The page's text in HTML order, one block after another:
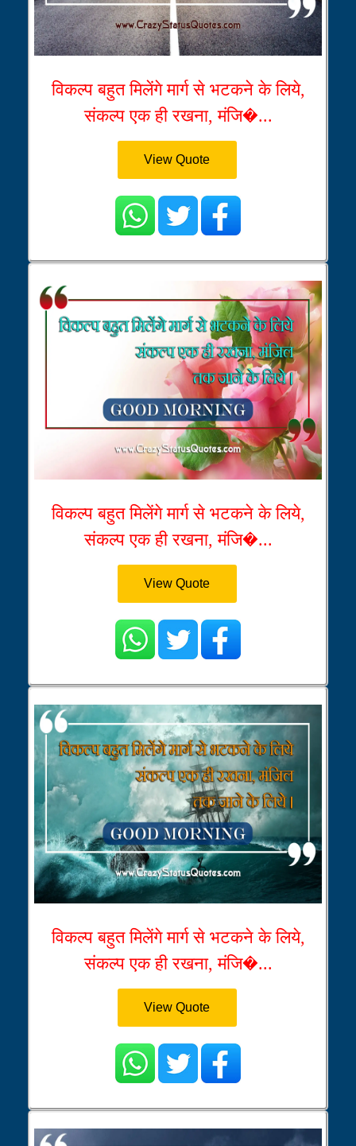
विकल्प बहुत मिलेंगे मार्ग से भटकने के लिये,
संकल्प एक ही रखना, मंजि�...
View Quote
विकल्प बहुत मिलेंगे मार्ग से भटकने के लिये,
संकल्प एक ही रखना, मंजि�...
View Quote
विकल्प बहुत मिलेंगे मार्ग से भटकने के लिये,
संकल्प एक ही रखना, मंजि�...
View Quote